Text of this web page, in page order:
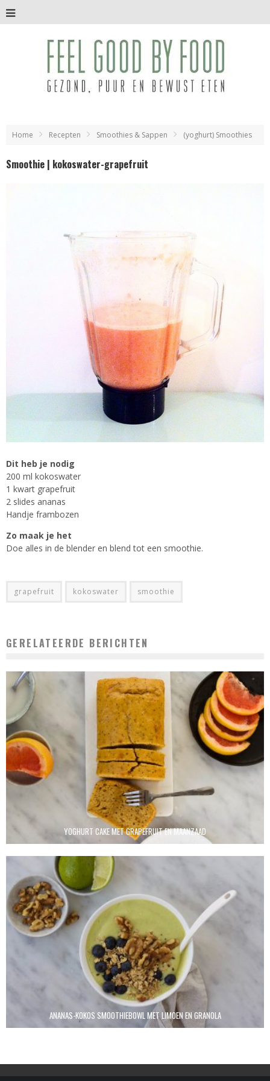
Home Recepten Smoothies & Sappen (yoghurt) Smoothies
Smoothie | kokoswater-grapefruit
Dit heb je nodig
200 ml kokoswater
1 kwart grapefruit
2 slides ananas
Handje frambozen
Zo maak je het
Doe alles in de blender en blend tot een smoothie.
grapefruit kokoswater smoothie
GERELATEERDE BERICHTEN
YOGHURT CAKE MET GRAPEFRUIT EN MAANZAAD
ANANAS-KOKOS SMOOTHIEBOWL MET LIMOEN EN GRANOLA